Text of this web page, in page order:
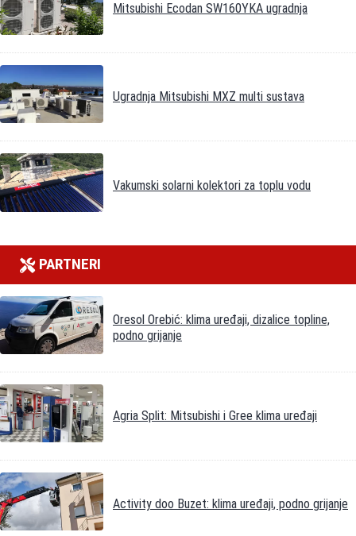
Mitsubishi Ecodan SW160YKA ugradnja
Ugradnja Mitsubishi MXZ multi sustava
Vakumski solarni kolektori za toplu vodu
PARTNERI
Oresol Orebić: klima uređaji, dizalice topline,
podno grijanje
Agria Split: Mitsubishi i Gree klima uređaji
Activity doo Buzet: klima uređaji, podno grijanje